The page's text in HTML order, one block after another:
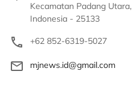
Kecamatan Padang
Indonesia - 25133
+62 852-6319-5027
mjnews.id@gmail.com